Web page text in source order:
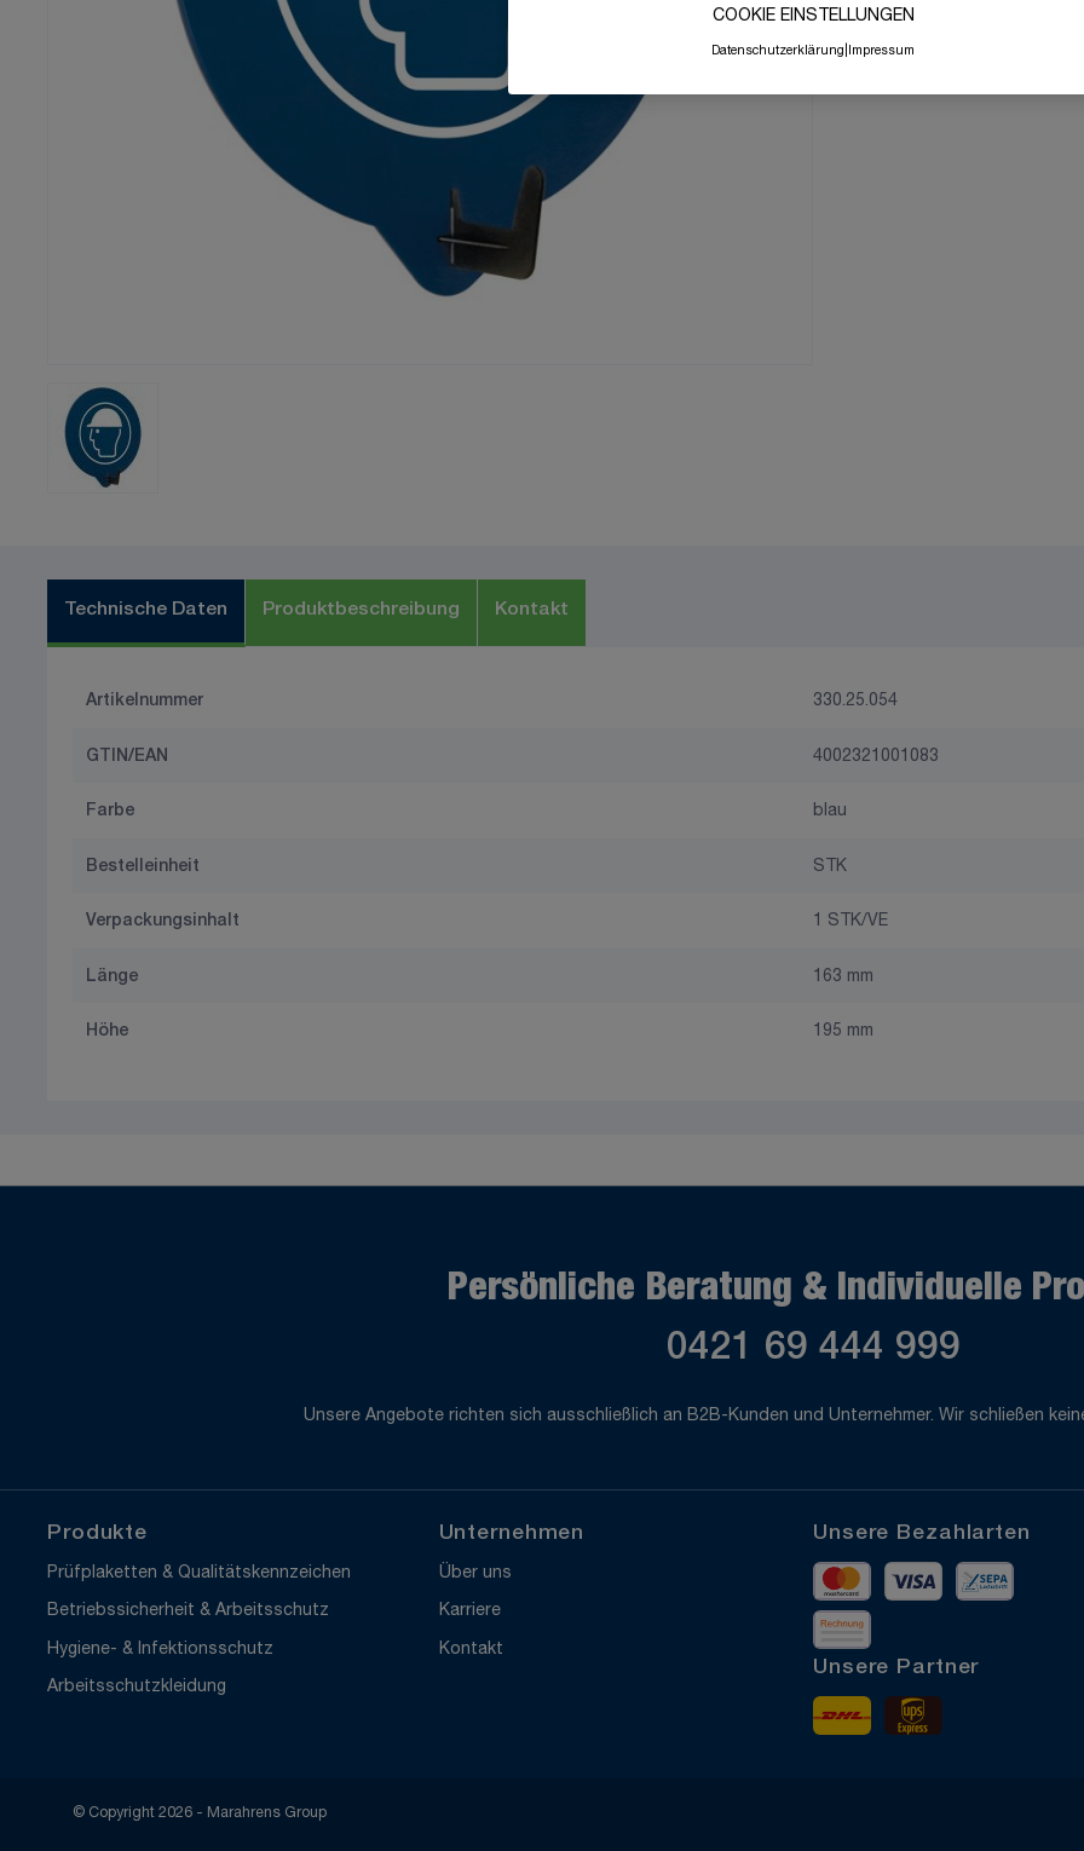
COOKIE EINSTELLUNGEN
Datenschutzerklärung Impressum
Technische Daten Produktbeschreibung Kontakt
Artikelnummer 330.25.054
GTIN/EAN 4002321001083
Farbe blau
Bestelleinheit STK
Verpackungsinhalt 1 STK/VE
Länge 163 mm
Höhe 195 mm
Persönliche Beratung & Individuelle
0421 69 444 999
Unsere Angebote richten sich ausschließlich an B2B-Kunden und Unternehmer. Wir schließen
Produkte
Prüfplaketten & Qualitätskennzeichen
Betriebssicherheit & Arbeitsschutz
Hygiene- & Infektionsschutz
Arbeitsschutzkleidung
Unternehmen
Über uns
Karriere
Kontakt
Unsere Bezahlarten
MastercardVisa Vorkasse
Rechnung
Unsere Partner
DHL
© Copyright 2026 - Marahrens Group